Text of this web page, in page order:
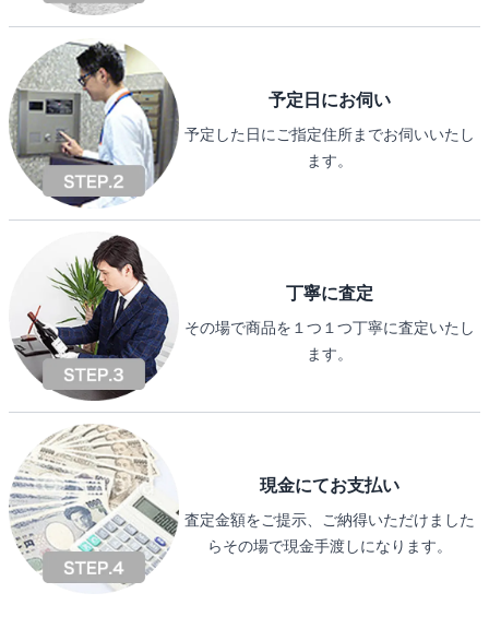
予定日にお伺い
予定した日にご指定住所までお伺いいたし
ます。
丁寧に査定
その場で商品を１つ１つ丁寧に査定いたし
ます。
現金にてお支払い
査定金額をご提示、ご納得いただけました
らその場で現金手渡しになります。